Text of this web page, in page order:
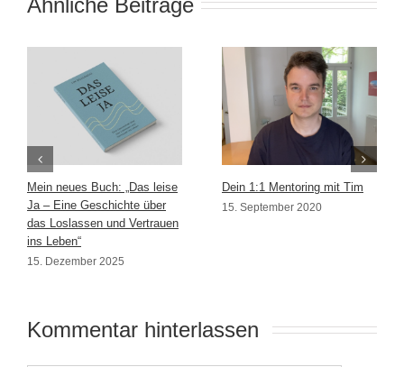
Mein neues Buch: „Das leise
Ja – Eine Geschichte über
das Loslassen und Vertrauen
ins Leben“
15. Dezember 2025
Dein 1:1 Mentoring mit Tim
15. September 2020
Kommentar hinterlassen